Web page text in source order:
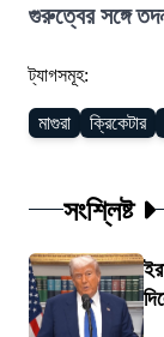
গুরুত্বের সঙ্গে
ট্যাগসমূহ:
মাগুরা ক্রিকেটার
সংশ্লিষ্ট